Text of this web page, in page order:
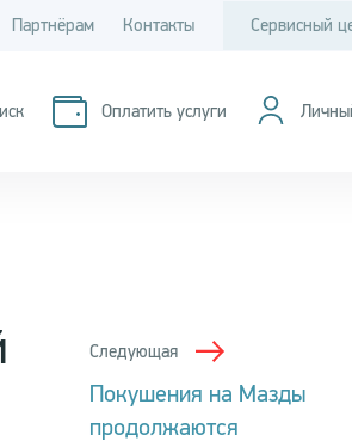
Партнёрам Контакты Сервисный
Оплатить услуги
Следующая
Покушения на Мазды
продолжаются